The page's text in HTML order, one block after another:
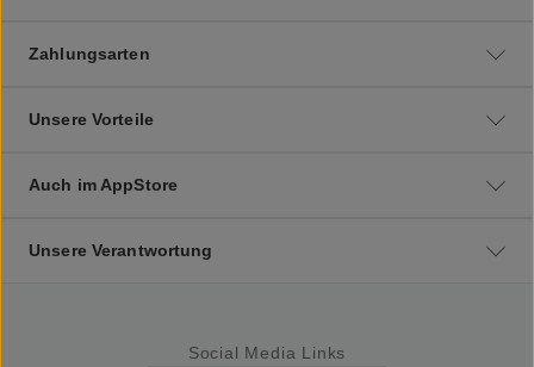
Zahlungsarten
Unsere Vorteile
Auch im AppStore
Unsere Verantwortung
Social Media Links